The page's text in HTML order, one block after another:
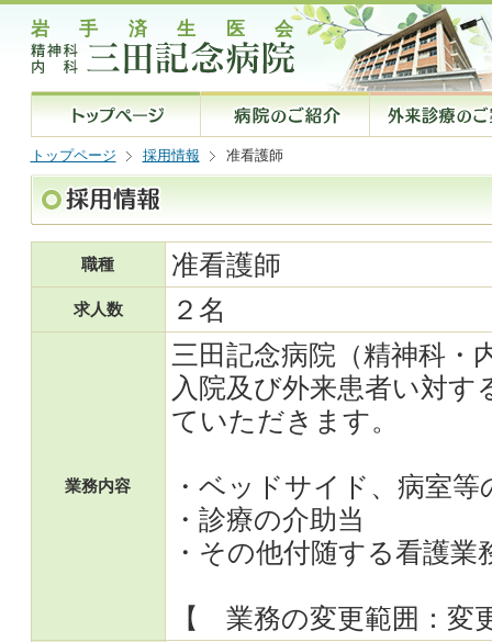
トップページ 採用情報 准看護師
職種 准看護師
求人数 ２名
業務内容
三田記念病院（精神科・
入院及び外来患者い対す
ていただきます。
・ベッドサイド、病室等
・診療の介助当
・その他付随する看護業
【 業務の変更範囲：